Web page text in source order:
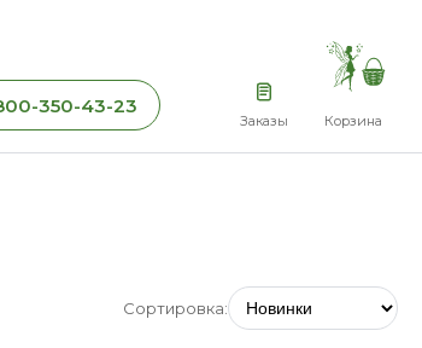
350-43-23
Заказы Корзина
Сортировка: